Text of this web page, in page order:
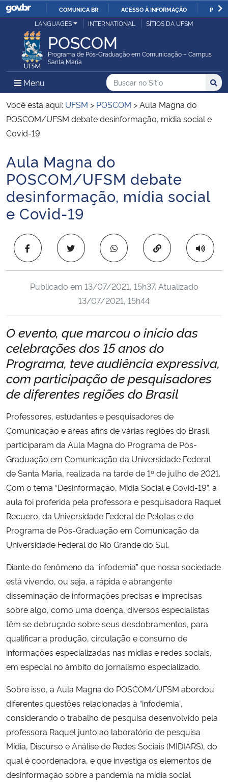
IR
PARA
O
COMUNICA BR ACESSO À INFORMAÇÃO
Ministério da Justiça e Segurança Pública
Ministério da Defesa
Ministério das Relações Exteriores
Ministério da Economia
Ministério da Infraestrutura
Ministério da Agricultura, Pecuária e Abastecimento
Ministério da Educação
Ministério da Cidadania
Ministério da Saúde
Ministério de Minas e Energia
Ministério da Ciência, Tecnologia, Inovações e Comunicações
Ministério do Meio Ambiente
Ministério do Turismo
Ministério do Desenvolvimento Regional
Ministério da Mulher, da Família e dos Direitos Humanos
Secretaria-Geral
Secretaria de Governo
Gabinete de Segurança Institucional
Banco Central do Brasil
Planalto
LANGUAGES INTERNATIONAL SÍTIOS DA UFSM
POSCOM
Programa de Pós-Graduação em Comunicação – Campus
Santa Maria
Menu Menu Principal do Sítio
Busca
Buscar no no Sítio
Busca:
Você está aqui: UFSM > POSCOM >Aula Magna do
POSCOM/UFSM debate desinformação, mídia social e
Covid-19
Início do conteúdo
Aula Magna do
POSCOM/UFSM debate
desinformação, mídia social
e Covid-19
Copiar para área
Publicado em 13/07/2021, 15h37. Atualizado
13/07/2021, 15h44
O evento, que marcou o início das
celebrações dos 15 anos do
Programa, teve audiência expressiva,
com participação de pesquisadores
de diferentes regiões do Brasil
Professores, estudantes e pesquisadores de
Comunicação e áreas afins de várias regiões do Brasil
participaram da Aula Magna do Programa de Pós-
Graduação em Comunicação da Universidade Federal
de Santa Maria, realizada na tarde de 1º de julho de 2021.
Com o tema “Desinformação, Mídia Social e Covid-19”, a
aula foi proferida pela professora e pesquisadora Raquel
Recuero, da Universidade Federal de Pelotas e do
Programa de Pós-Graduação em Comunicação da
Universidade Federal do Rio Grande do Sul.
Diante do fenômeno da “infodemia” que nossa sociedade
está vivendo, ou seja, a rápida e abrangente
disseminação de informações precisas e imprecisas
sobre algo, como uma doença, diversos especialistas
têm se debruçado sobre seus desdobramentos, para
qualificar a produção, circulação e consumo de
informações especializadas nas mídias e redes sociais,
em especial no âmbito do jornalismo especializado.
Sobre isso, a Aula Magna do POSCOM/UFSM abordou
diferentes questões relacionadas à “infodemia”,
considerando o trabalho de pesquisa desenvolvido pela
professora Raquel junto ao laboratório de pesquisa
Mídia, Discurso e Análise de Redes Sociais (MIDIARS), do
qual é coordenadora, e que investiga os elementos de
desinformação sobre a pandemia na mídia social